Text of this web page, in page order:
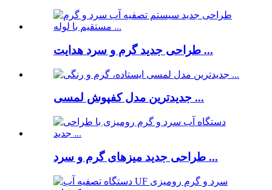
طراحی جدید گرم و سرد هدایت ...
جدیدترین مدل کفپوش لمسی ...
طراحی جدید میزهای گرم و سرد ...